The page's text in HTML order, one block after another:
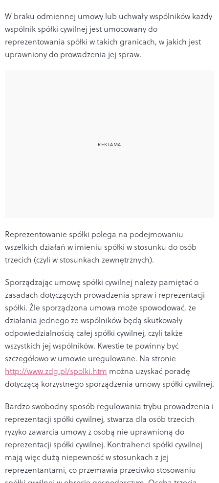
W braku odmiennej umowy lub uchwały wspólników każdy
wspólnik spółki cywilnej jest umocowany do
reprezentowania spółki w takich granicach, w jakich jest
uprawniony do prowadzenia jej spraw.
Reprezentowanie spółki polega na podejmowaniu
wszelkich działań w imieniu spółki w stosunku do osób
trzecich (czyli w stosunkach zewnętrznych).
Sporządzając umowę spółki cywilnej należy pamiętać o
zasadach dotyczących prowadzenia spraw i reprezentacji
spółki. Źle sporządzona umowa może spowodować, że
działania jednego ze wspólników będą skutkowały
odpowiedzialnością całej spółki cywilnej, czyli także
wszystkich jej wspólników. Kwestie te powinny być
szczegółowo w umowie uregulowane. Na stronie
http://www.zdg.pl/spolki.htm można uzyskać poradę
dotyczącą korzystnego sporządzenia umowy spółki cywilnej.
Bardzo swobodny sposób regulowania trybu prowadzenia i
reprezentacji spółki cywilnej, stwarza dla osób trzecich
ryzyko zawarcia umowy z osobą nie uprawnioną do
reprezentacji spółki cywilnej. Kontrahenci spółki cywilnej
mają więc dużą niepewność w stosunkach z jej
reprezentantami, co przemawia przeciwko stosowaniu